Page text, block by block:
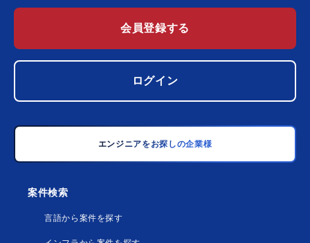
会員登録する
ログイン
エンジニアをお探しの企業様
案件検索
言語から案件を探す